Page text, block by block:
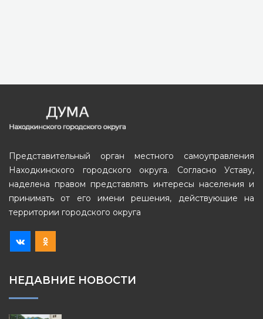
Представительный орган местного самоуправления
Находкинского городского округа. Согласно Уставу,
наделена правом представлять интересы населения и
принимать от его имени решения, действующие на
территории городского округа
НЕДАВНИЕ НОВОСТИ